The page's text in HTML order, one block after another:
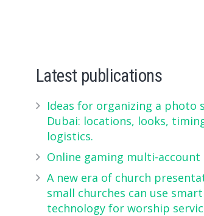
Latest publications
Ideas for organizing a photo
Dubai: locations, looks,
logistics.
Online gaming multi-account
A new era of church
small churches can use smart
technology for worship